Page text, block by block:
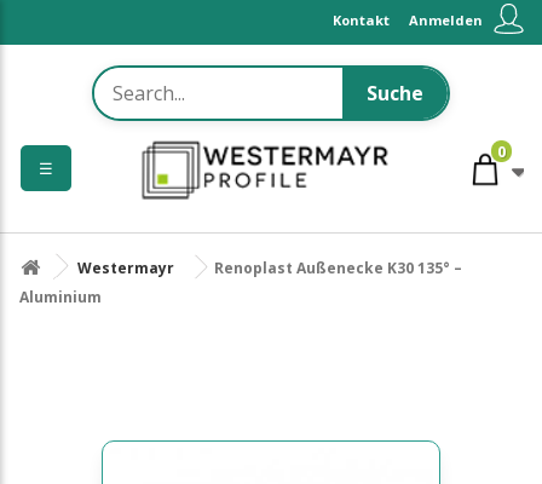
Anmelden
Kontakt
Suche
0
Westermayr
Renoplast Außenecke K30 135° –
Aluminium
☰